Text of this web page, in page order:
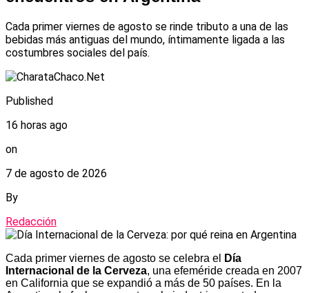
Cada primer viernes de agosto se rinde tributo a una de las
bebidas más antiguas del mundo, íntimamente ligada a las
costumbres sociales del país.
Published
16 horas ago
on
7 de agosto de 2026
By
Redacción
Cada primer viernes de agosto se celebra el
Día
Internacional de la Cerveza, una efeméride creada en 2007
en California que se expandió a más de 50 países. En la